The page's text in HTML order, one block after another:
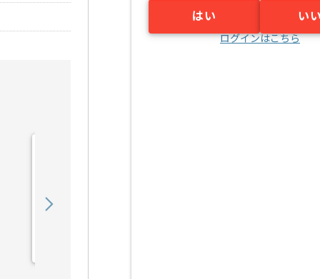
はい い
ログインはこちら